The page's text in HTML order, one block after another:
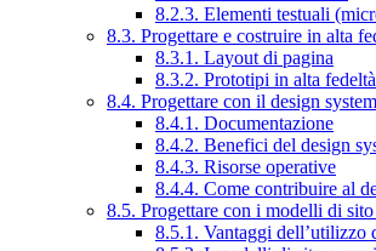
8.2.3. Elementi testuali
8.3. Progettare e costruire in alta
8.3.1. Layout di pagina
8.3.2. Prototipi in alta fedeltà
8.4. Progettare con il design
8.4.1. Documentazione
8.4.2. Benefici del design
8.4.3. Risorse operative
8.4.4. Come contribuire al
8.5. Progettare con i modelli di
8.5.1. Vantaggi dell’utilizzo